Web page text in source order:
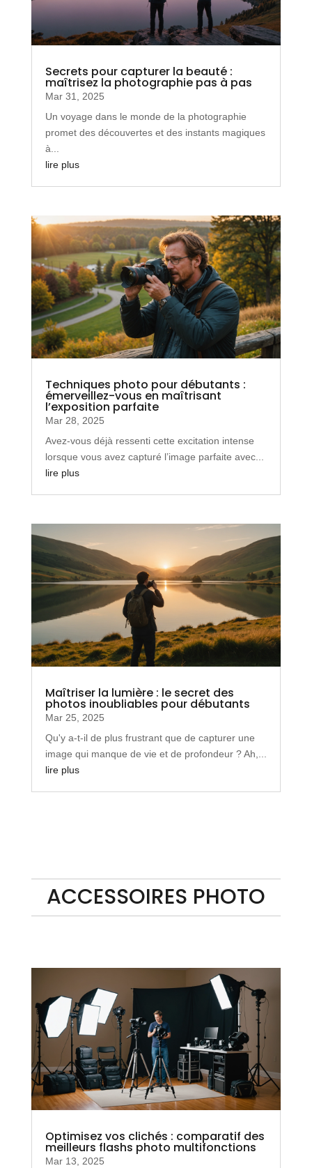
Secrets pour capturer la beauté :
maîtrisez la photographie pas à pas
Mar 31, 2025
Un voyage dans le monde de la photographie
promet des découvertes et des instants magiques
à...
lire plus
Techniques photo pour débutants :
émerveillez-vous en maîtrisant
l’exposition parfaite
Mar 28, 2025
Avez-vous déjà ressenti cette excitation intense
lorsque vous avez capturé l’image parfaite avec...
lire plus
Maîtriser la lumière : le secret des
photos inoubliables pour débutants
Mar 25, 2025
Qu'y a-t-il de plus frustrant que de capturer une
image qui manque de vie et de profondeur ? Ah,...
lire plus
ACCESSOIRES PHOTO
Optimisez vos clichés : comparatif des
meilleurs flashs photo multifonctions
Mar 13, 2025